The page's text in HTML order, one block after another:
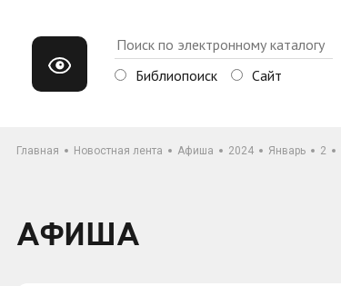
Библиопоиск Сайт
Главная Новостная лента Афиша 2024 Январь 2
АФИША